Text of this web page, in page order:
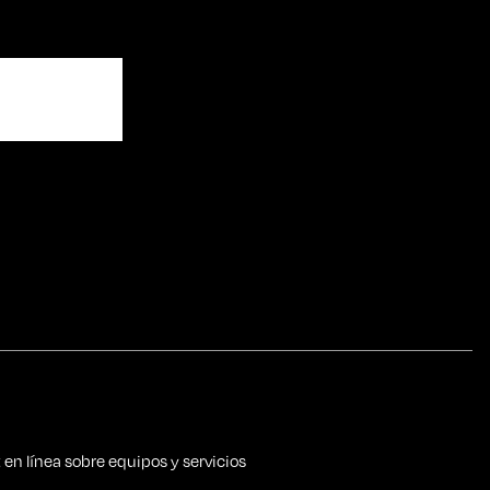
línea sobre equipos y servicios